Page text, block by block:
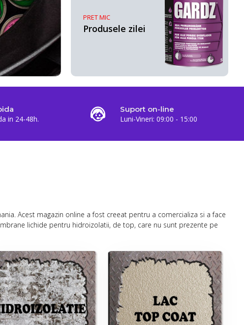
PRET MIC
Produsele zilei
in 24-48h.
Suport on-line
Luni-Vineri: 09:00 - 15:00
Acest magazin online a fost creeat pentru a comercializa si a face
lichide pentru hidroizolatii, de top, care nu sunt prezente pe